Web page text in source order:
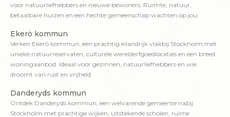
voor natuurliefhebbers en nieuwe bewoners. Ruimte, natuur,
betaalbare huizen en een hechte gemeenschap wachten op jou.
Ekerö kommun
Verken Ekerö kommun, een prachtig eilandrijk vlakbij Stockholm met
unieke natuurreservaten, culturele werelderfgoedlocaties en een breed
woningaanbod. Ideaal voor gezinnen, natuurliefhebbers en wie
droomt van rust en vrijheid.
Danderyds kommun
Ontdek Danderyds kommun, een welvarende gemeente nabij
Stockholm met prachtige wijken, uitstekende scholen, ruime